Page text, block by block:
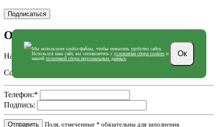
Мы используем cookie-файлы, чтобы повысить удобство сайта.
Используя наш сайт, вы соглашаетесь с условиями сбора cookies и
нашей политикой сбора персональных данных
Ок
Подписаться
Отправить по SMS
Название страницы: Проекты интегрированных решений
Ссылка: http://hogart.ru/integrated-solutions/
Телефон:*
Подпись:
Поля, отмеченные * обязательны для заполнения.